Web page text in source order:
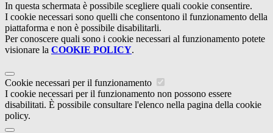
In questa schermata è possibile scegliere quali cookie consentire.
I cookie necessari sono quelli che consentono il funzionamento della
piattaforma e non è possibile disabilitarli.
Per conoscere quali sono i cookie necessari al funzionamento potete
visionare la COOKIE POLICY.
Cookie necessari per il funzionamento
I cookie necessari per il funzionamento non possono essere
disabilitati. È possibile consultare l'elenco nella pagina della cookie
policy.